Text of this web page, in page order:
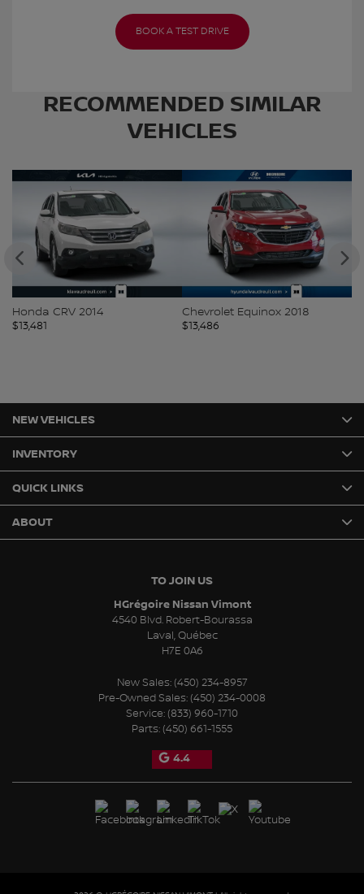
BOOK A TEST DRIVE
RECOMMENDED SIMILAR
VEHICLES
Honda CRV 2014
$13,481
Chevrolet Equinox 2018
$13,486
TO JOIN US
HGrégoire Nissan Vimont
4540 Blvd. Robert-Bourassa
Laval,Québec
H7E 0A6
New Sales: (450) 234-8957
Pre-Owned Sales: (450) 234-0008
Service: (833) 960-1710
Parts: (450) 661-1555
4.4
NEW VEHICLES
INVENTORY
QUICK LINKS
ABOUT